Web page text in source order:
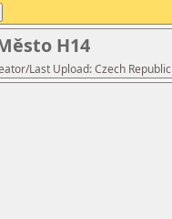
H14
Last Upload: Czech